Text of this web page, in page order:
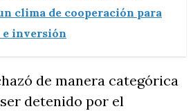
clima de cooperación para
e inversión
de manera categórica
detenido por el